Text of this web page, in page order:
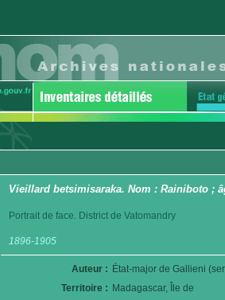
Vieillard betsimisaraka. Nom : Rainiboto ;
Portrait de face. District de Vatomandry
1896-1905
Auteur : État-major de Gallieni
Territoire : Madagascar, Île de